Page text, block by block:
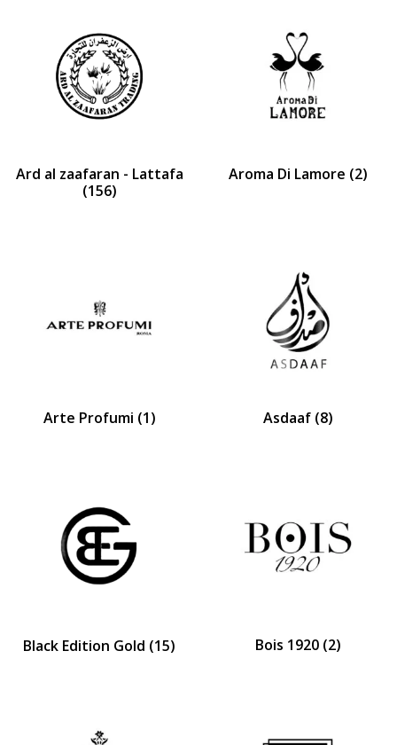
Ard al zaafaran - Lattafa
(156)
Aroma Di Lamore (2)
Arte Profumi (1) Asdaaf (8)
Black Edition Gold (15) Bois 1920 (2)